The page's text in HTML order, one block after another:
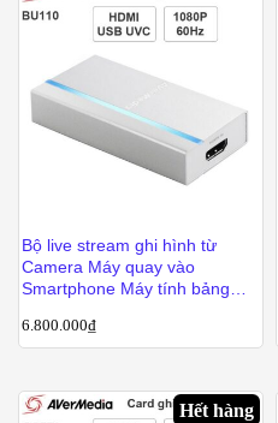
Bộ live stream ghi hình từ
Camera Máy quay vào
Smartphone Máy tính bảng
ExtremeCap UVC BU110
6.800.000₫
Hết hàng